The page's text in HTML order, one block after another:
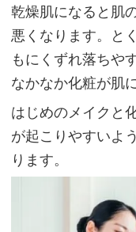
粧
ノ
リ
が
悪
く、
く
乾燥肌になると肌
悪くなります。と
もにくずれ落ちや
なかなか化粧が肌
はじめのメイクと
が起こりやすいよ
ります。